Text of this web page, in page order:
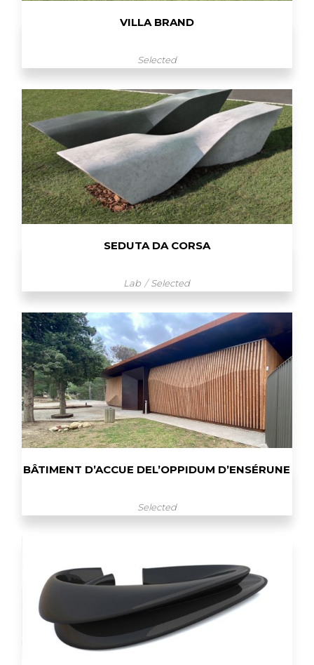
VILLA BRAND
Selected
SEDUTA DA CORSA
Lab Selected
BÂTIMENT D’ACCUE DEL’OPPIDUM D’ENSÉRUNE
Selected